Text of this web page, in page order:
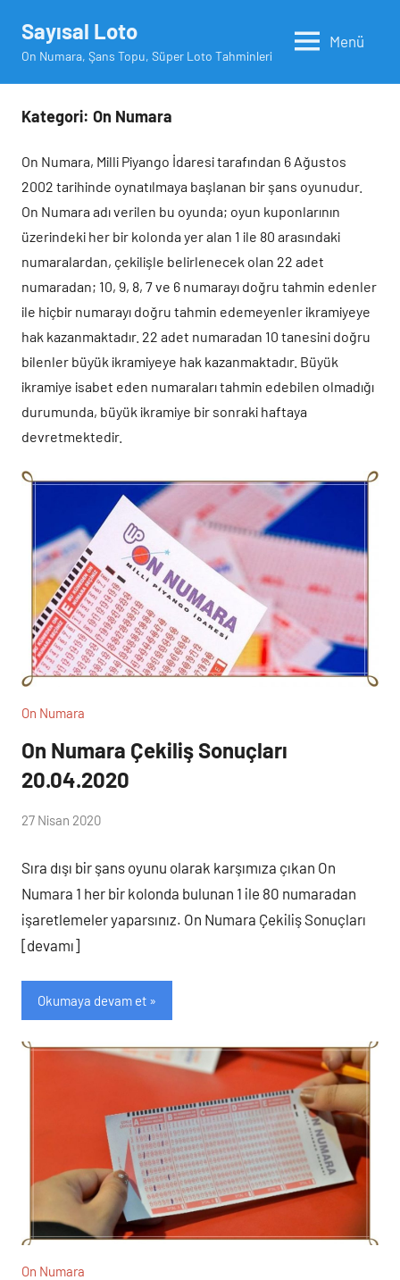
Sayısal Loto
On Numara, Şans Topu, Süper Loto Tahminleri
Menü
Kategori: On Numara
On Numara, Milli Piyango İdaresi tarafından 6 Ağustos
2002 tarihinde oynatılmaya başlanan bir şans oyunudur.
On Numara adı verilen bu oyunda; oyun kuponlarının
üzerindeki her bir kolonda yer alan 1 ile 80 arasındaki
numaralardan, çekilişle belirlenecek olan 22 adet
numaradan; 10, 9, 8, 7 ve 6 numarayı doğru tahmin edenler
ile hiçbir numarayı doğru tahmin edemeyenler ikramiyeye
hak kazanmaktadır. 22 adet numaradan 10 tanesini doğru
bilenler büyük ikramiyeye hak kazanmaktadır. Büyük
ikramiye isabet eden numaraları tahmin edebilen olmadığı
durumunda, büyük ikramiye bir sonraki haftaya
devretmektedir.
On Numara
On Numara Çekiliş Sonuçları
20.04.2020
(lotocu
27 Nisan 2020
Sıra dışı bir şans oyunu olarak karşımıza çıkan On
Numara 1 her bir kolonda bulunan 1 ile 80 numaradan
işaretlemeler yaparsınız. On Numara Çekiliş Sonuçları
[devamı]
Okumaya devam et
On Numara